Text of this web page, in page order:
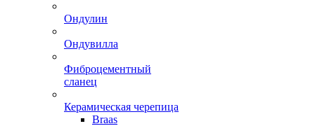
Ондулин
Ондувилла
Фиброцементный
сланец
Керамическая черепица
Braas